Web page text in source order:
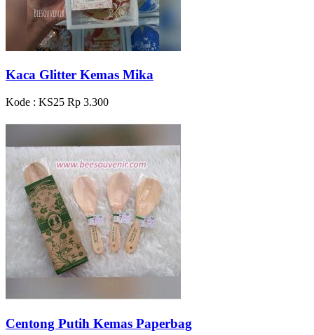
Kaca Glitter Kemas Mika
Kode : KS25 Rp 3.300
Centong Putih Kemas Paperbag